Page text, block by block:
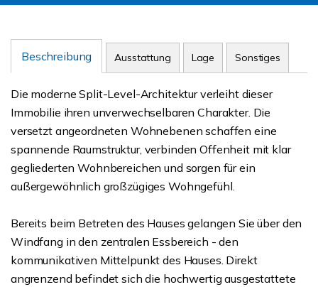
Beschreibung Ausstattung Lage Sonstiges
Die moderne Split-Level-Architektur verleiht dieser
Immobilie ihren unverwechselbaren Charakter. Die
versetzt angeordneten Wohnebenen schaffen eine
spannende Raumstruktur, verbinden Offenheit mit klar
gegliederten Wohnbereichen und sorgen für ein
außergewöhnlich großzügiges Wohngefühl.
Bereits beim Betreten des Hauses gelangen Sie über den
Windfang in den zentralen Essbereich - den
kommunikativen Mittelpunkt des Hauses. Direkt
angrenzend befindet sich die hochwertig ausgestattete